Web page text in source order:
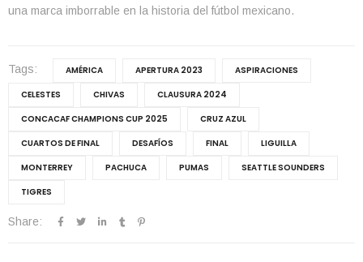
una marca imborrable en la historia del fútbol mexicano.
Tags: AMÉRICA APERTURA 2023
ASPIRACIONES
CELESTES
CHIVAS
CLAUSURA 2024
CONCACAF CHAMPIONS CUP 2025
CRUZ AZUL
CUARTOS DE FINAL
DESAFÍOS FINAL
LIGUILLA
MONTERREY
PACHUCA PUMAS
SEATTLE SOUNDERS
TIGRES
Share: